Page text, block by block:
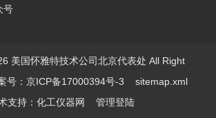
号
美国怀雅特技术公司北京代表处 All Right
号：京ICP备17000394号-3
sitemap.xml
支持： 化工仪器网 管理登陆